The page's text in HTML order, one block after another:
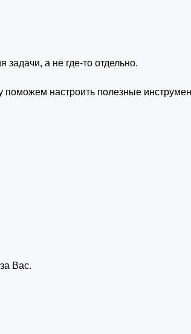
а не где-то отдельно.
поможем настроить полезные
Вас.